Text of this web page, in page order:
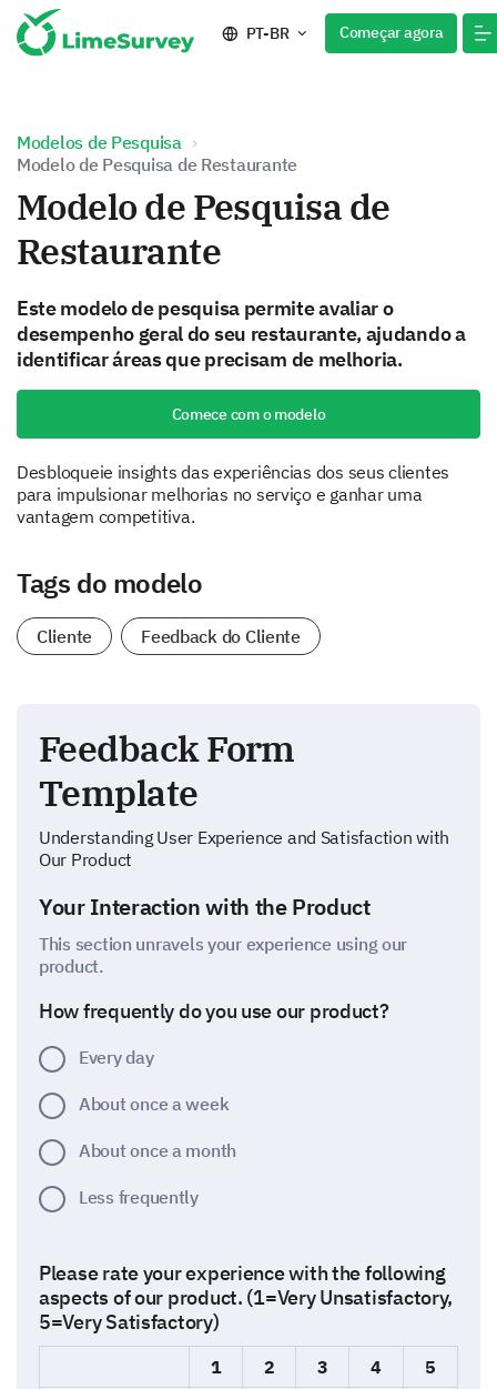
PT-BR Começar agora
Modelos de Pesquisa
Modelo de Pesquisa de Restaurante
Modelo de Pesquisa de
Restaurante
Este modelo de pesquisa permite avaliar o
desempenho geral do seu restaurante, ajudando a
identificar áreas que precisam de melhoria.
Comece com o modelo
Desbloqueie insights das experiências dos seus clientes
para impulsionar melhorias no serviço e ganhar uma
vantagem competitiva.
Tags do modelo
Cliente Feedback do Cliente
Feedback Form
Template
Understanding User Experience and Satisfaction with
Our Product
Your Interaction with the Product
This section unravels your experience using our
product.
How frequently do you use our product?
Every day
About once a week
About once a month
Less frequently
Please rate your experience with the following
aspects of our product. (1=Very Unsatisfactory,
5=Very Satisfactory)
1 2 3 4
5